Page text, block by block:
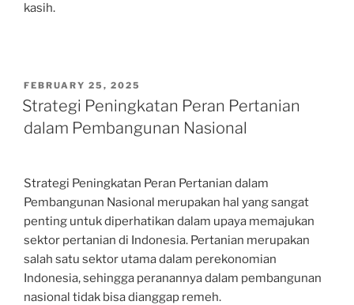
kasih.
POSTED
ON
FEBRUARY 25, 2025
Strategi Peningkatan Peran Pertanian
dalam Pembangunan Nasional
Strategi Peningkatan Peran Pertanian dalam
Pembangunan Nasional merupakan hal yang sangat
penting untuk diperhatikan dalam upaya memajukan
sektor pertanian di Indonesia. Pertanian merupakan
salah satu sektor utama dalam perekonomian
Indonesia, sehingga peranannya dalam pembangunan
nasional tidak bisa dianggap remeh.